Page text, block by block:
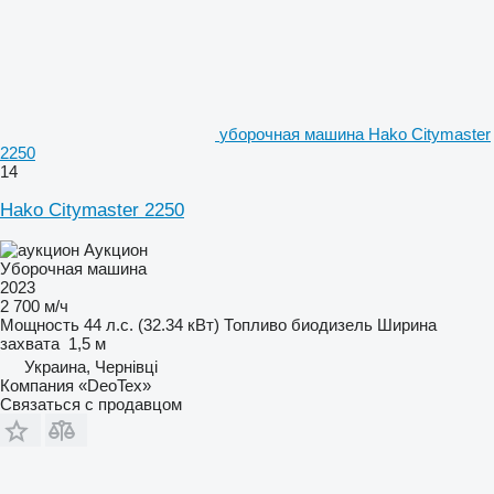
уборочная машина Hako Citymaster
2250
14
Hako Citymaster 2250
Аукцион
Уборочная машина
2023
2 700 м/ч
Мощность 44 л.с. (32.34 кВт) Топливо биодизель Ширина
захвата 1,5 м
Украина, Чернівці
Компания «DeoTex»
Связаться с продавцом